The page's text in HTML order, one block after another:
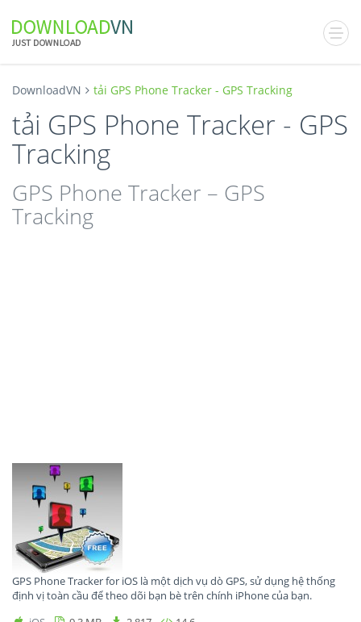
DownloadVN tải GPS Phone Tracker - GPS Tracking
tải GPS Phone Tracker - GPS
Tracking
GPS Phone Tracker – GPS
Tracking
GPS Phone Tracker for iOS là một dịch vụ dò GPS, sử dụng hệ thống
định vị toàn cầu để theo dõi bạn bè trên chính iPhone của bạn.